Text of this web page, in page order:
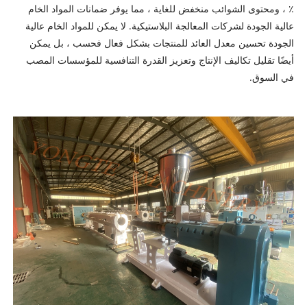
٪ ، ومحتوى الشوائب منخفض للغاية ، مما يوفر ضمانات المواد الخام
عالية الجودة لشركات المعالجة البلاستيكية. لا يمكن للمواد الخام عالية
الجودة تحسين معدل العائد للمنتجات بشكل فعال فحسب ، بل يمكن
أيضًا تقليل تكاليف الإنتاج وتعزيز القدرة التنافسية للمؤسسات المصب
في السوق.